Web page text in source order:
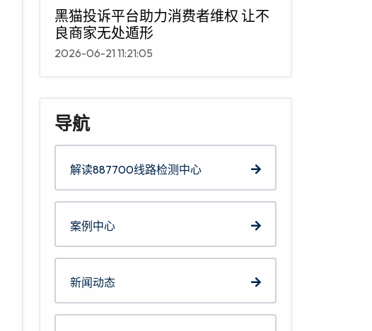
黑猫投诉平台助力消费者维权 让不
良商家无处遁形
2026-06-21 11:21:05
导航
解读887700线路检测中心
案例中心
新闻动态